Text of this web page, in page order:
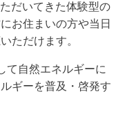
だいてきた体験型の
お住まいの方や当日
ただけます。
て自然エネルギーに
ギーを普及・啓発す